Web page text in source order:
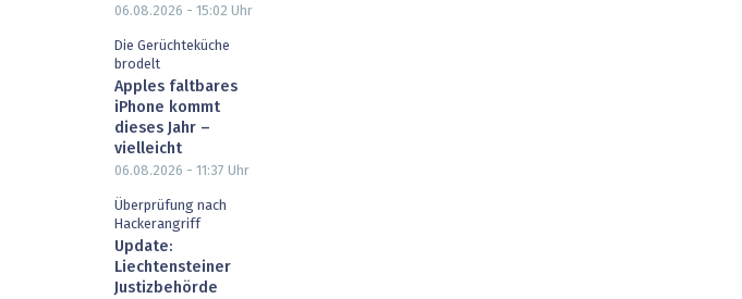
06.08.2026 - 15:02 Uhr
Die Gerüchteküche
brodelt
Apples faltbares
iPhone kommt
dieses Jahr –
vielleicht
06.08.2026 - 11:37 Uhr
Überprüfung nach
Hackerangriff
Update:
Liechtensteiner
Justizbehörde